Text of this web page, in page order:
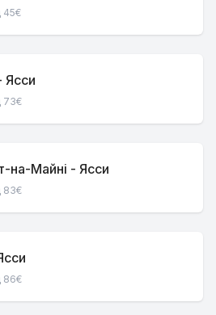
45€
Ясси
73€
на-Майні - Ясси
83€
86€